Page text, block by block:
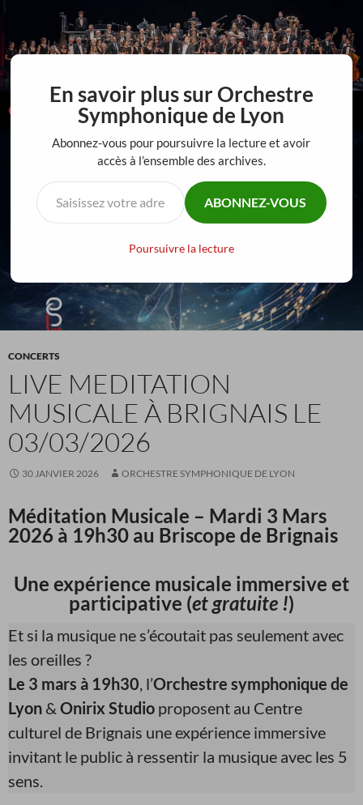
contenu
Orchestre Symphonique de Lyon
Recherche
CONCERTS
LIVE MEDITATION
MUSICALE À BRIGNAIS LE
03/03/2026
30 JANVIER 2026 ORCHESTRE SYMPHONIQUE DE LYON
Méditation Musicale – Mardi 3 Mars
2026 à 19h30 au Briscope de Brignais
Une expérience musicale immersive et
participative (et gratuite !)
Et si la musique ne s’écoutait pas seulement avec
les oreilles ?
Le 3 mars à 19h30, l’Orchestre symphonique de
Lyon & Onirix Studio proposent au Centre
culturel de Brignais une expérience immersive
invitant le public à ressentir la musique avec les 5
sens.
En savoir plus sur Orchestre
Symphonique de Lyon
Abonnez-vous pour poursuivre la lecture et avoir
accès à l’ensemble des archives.
Saisissez votre adresse e-mail…
ABONNEZ-VOUS
Poursuivre la lecture